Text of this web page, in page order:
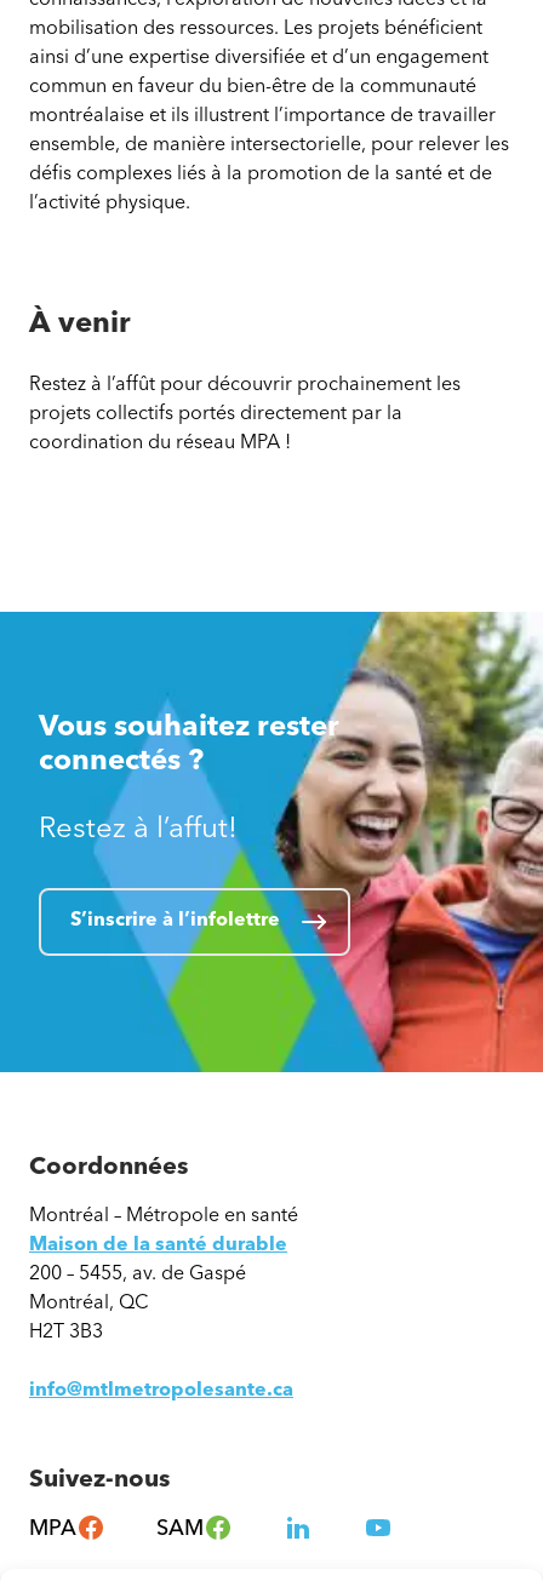
mobilisation des ressources. Les projets bénéficient
ainsi d’une expertise diversifiée et d’un engagement
commun en faveur du bien-être de la communauté
montréalaise et ils illustrent l’importance de travailler
ensemble, de manière intersectorielle, pour relever les
défis complexes liés à la promotion de la santé et de
l’activité physique.
À venir
Restez à l’affût pour découvrir prochainement les
projets collectifs portés directement par la
coordination du réseau MPA !
Vous souhaitez rester
connectés ?
Restez à l’affut!
S’inscrire à l’infolettre
Coordonnées
Montréal – Métropole en santé
Maison de la santé durable
200 – 5455, av. de Gaspé
Montréal, QC
H2T 3B3
info@mtlmetropolesante.ca
Suivez-nous
MPA SAM